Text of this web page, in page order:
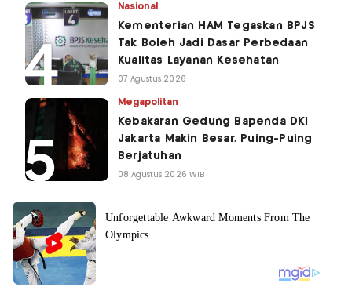
Nasional
Kementerian HAM Tegaskan BPJS
Tak Boleh Jadi Dasar Perbedaan
Kualitas Layanan Kesehatan
07 Agustus 2026
Megapolitan
Kebakaran Gedung Bapenda DKI
Jakarta Makin Besar, Puing-Puing
Berjatuhan
08 Agustus 2026 WIB